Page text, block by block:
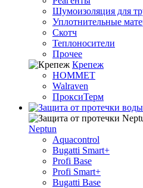
Шумоизоляция для
Уплотнительные
Скотч
Теплоносители
Прочее
Крепеж
HOMMET
Walraven
ПроксиТерм
Neptun
Aquacontrol
Bugatti Smart+
Profi Base
Profi Smart+
Bugatti Base